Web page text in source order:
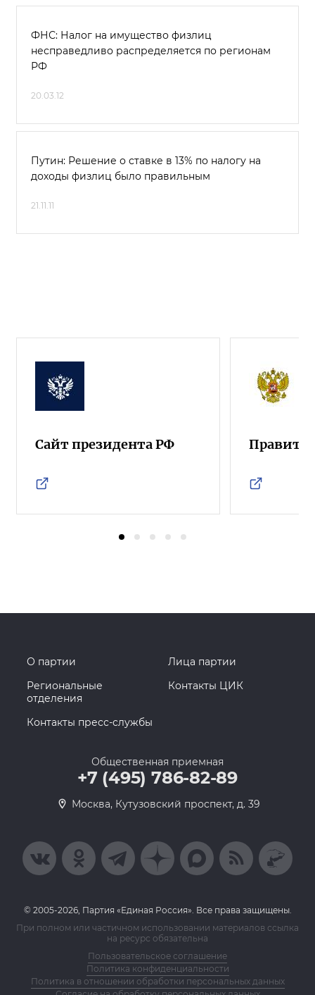
ФНС: Налог на имущество физлиц
несправедливо распределяется по регионам
РФ
20.03.12
Путин: Решение о ставке в 13% по налогу на
доходы физлиц было правильным
21.11.11
Сайт президента РФ
О партии
Лица партии
Региональные
отделения
Контакты ЦИК
Контакты пресс-службы
Общественная приемная
+7 (495) 786-82-89
Москва, Кутузовский проспект, д. 39
© 2005-2026, Партия «Единая Россия». Все права защищены.
При полном или частичном использовании материалов ссылка
на ресурс обязательна
Пользовательское соглашение
Политика конфиденциальности
Политика в отношении обработки персональных данных